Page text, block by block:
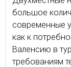
большое
современные
как к
Валенсию в
требованиям